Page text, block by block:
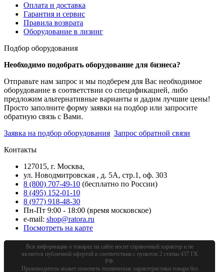
Оплата и доставка
Гарантия и сервис
Правила возврата
Оборудование в лизинг
Подбор оборудования
Необходимо подобрать оборудование для бизнеса?
Отправьте нам запрос и мы подберем для Вас необходимое
оборудование в соответствии со спецификацией, либо
предложим альтернативные варианты и дадим лучшие цены!
Просто заполните форму заявки на подбор или запросите
обратную связь с Вами.
Заявка на подбор оборудования Запрос обратной связи
Контакты
127015, г. Москва,
ул. Новодмитровская , д. 5А, стр.1, оф. 303
8 (800) 707-49-10 (бесплатно по России)
8 (495) 152-01-10
8 (977) 918-48-30
Пн-Пт 9:00 - 18:00 (время московское)
e-mail: shop@ratora.ru
Посмотреть на карте
Вся информация о товарах на сайте носит справочный характер и не
является публичной офертой в соответствии с пунктом 2 статьи 437 ГК
РФ.
Производитель может изменять технические характеристики товара без